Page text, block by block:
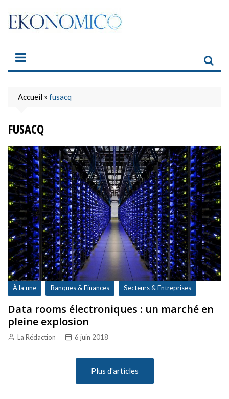
content
Accueil » fusacq
FUSACQ
À la une Banques & Finances Secteurs & Entreprises
Data rooms électroniques : un marché en
pleine explosion
La Rédaction 6 juin 2018
Plus d'articles